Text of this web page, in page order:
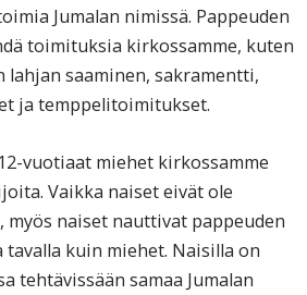
Jumalan nimissä. Pappeuden
toimituksia kirkossamme, kuten
lahjan saaminen, sakramentti,
ja temppelitoimitukset.
vuotiaat miehet kirkossamme
Vaikka naiset eivät ole
naiset nauttivat pappeuden
tavalla kuin miehet. Naisilla on
tehtävissään samaa Jumalan